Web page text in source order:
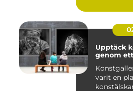
Upptäck
genom
varit en